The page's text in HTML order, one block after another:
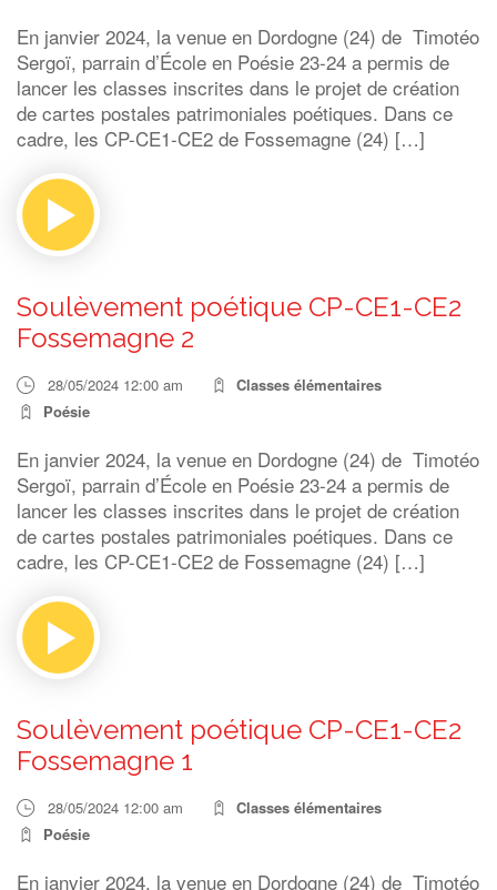
En janvier 2024, la venue en Dordogne (24) de Timotéo
Sergoï, parrain d’École en Poésie 23-24 a permis de
lancer les classes inscrites dans le projet de création
de cartes postales patrimoniales poétiques. Dans ce
cadre, les CP-CE1-CE2 de Fossemagne (24) […]
Soulèvement poétique CP-CE1-CE2
Fossemagne 2
28/05/2024 12:00 am
Classes élémentaires
Poésie
En janvier 2024, la venue en Dordogne (24) de Timotéo
Sergoï, parrain d’École en Poésie 23-24 a permis de
lancer les classes inscrites dans le projet de création
de cartes postales patrimoniales poétiques. Dans ce
cadre, les CP-CE1-CE2 de Fossemagne (24) […]
Soulèvement poétique CP-CE1-CE2
Fossemagne 1
28/05/2024 12:00 am
Classes élémentaires
Poésie
En janvier 2024, la venue en Dordogne (24) de Timotéo